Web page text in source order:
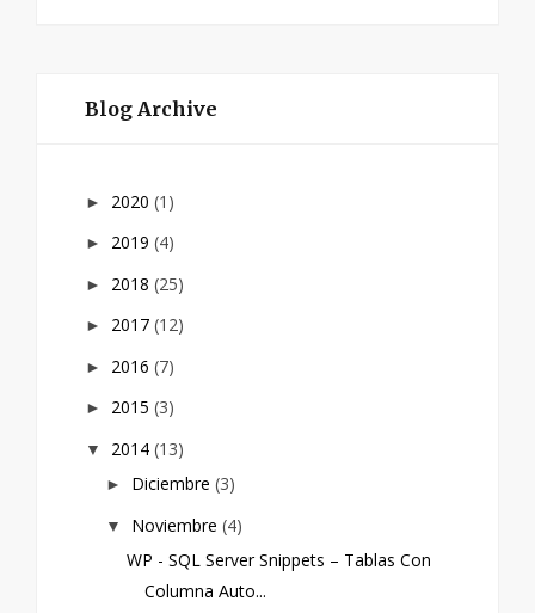
Blog Archive
► 2020 (1)
► 2019 (4)
► 2018 (25)
► 2017 (12)
► 2016 (7)
► 2015 (3)
▼ 2014 (13)
► Diciembre (3)
▼ Noviembre (4)
WP - SQL Server Snippets – Tablas Con
Columna Auto...